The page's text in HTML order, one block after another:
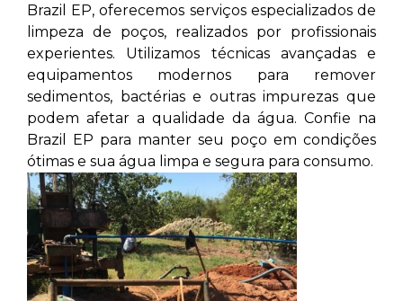
Brazil EP, oferecemos serviços especializados de
limpeza de poços, realizados por profissionais
experientes. Utilizamos técnicas avançadas e
equipamentos modernos para remover
sedimentos, bactérias e outras impurezas que
podem afetar a qualidade da água. Confie na
Brazil EP para manter seu poço em condições
ótimas e sua água limpa e segura para consumo.